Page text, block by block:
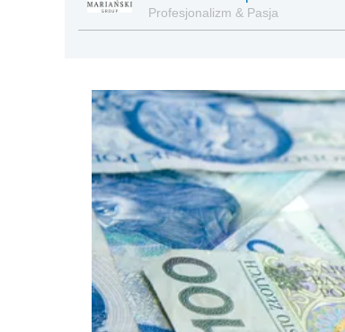
Profesjonalizm & Pasja